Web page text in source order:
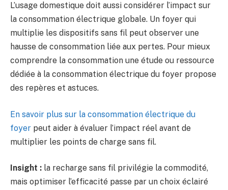
L’usage domestique doit aussi considérer l’impact sur
la consommation électrique globale. Un foyer qui
multiplie les dispositifs sans fil peut observer une
hausse de consommation liée aux pertes. Pour mieux
comprendre la consommation une étude ou ressource
dédiée à la consommation électrique du foyer propose
des repères et astuces.
En savoir plus sur la consommation électrique du
foyer peut aider à évaluer l’impact réel avant de
multiplier les points de charge sans fil.
Insight : la recharge sans fil privilégie la commodité,
mais optimiser l’efficacité passe par un choix éclairé